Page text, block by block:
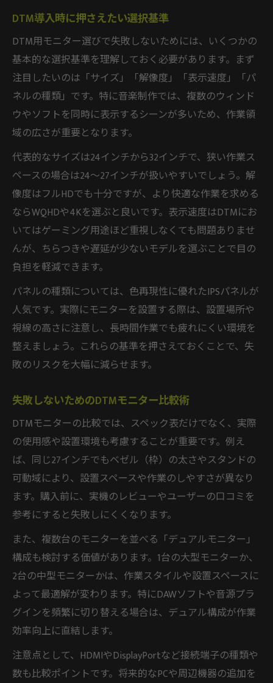
DTM導入時に押さえたい選択基準
DTM用モニター選びで失敗しないためには、いくつかの
基本的な選択基準を理解しておく必要があります。まず
注目したいのは「サイズ」「解像度」「表示速度」「パ
ネルの種類」です。特に音楽制作では、複数のウィンド
ウやソフトを同時に表示するシーンが多いため、作業領
域の広さが重要となります。
代表的なサイズは24インチから32インチで、狭い作業ス
ペースの場合は24～27インチが扱いやすいでしょう。解
像度はフルHDでも十分ですが、より快適な作業を求める
ならWQHDや4Kを選ぶと良いです。表示速度はDTMにお
いてはゲーミング用途ほど重視しなくても問題ありませ
んが、ちらつきや遅延が少ないモデルを選ぶことで目の
負担を軽減できます。
パネルの種類については、色再現性に優れたIPSパネルが
人気です。実際にモニターを設置する際は、設置場所や
視線の高さに注意し、長時間作業でも疲れにくい環境を
整えましょう。これらの基準を押さえておくことで、失
敗のリスクを大幅に減らせます。
失敗しないためのDTMモニター比較術
DTMモニターの比較では、スペック表だけでなく、実際
の使用感や設置環境も考慮することが重要です。例え
ば、同じ27インチでもベゼル（枠）の太さやスタンドの
可動域により、設置スペースや作業のしやすさが異なり
ます。購入前に、実機のレビューやユーザーの口コミを
参考にすると失敗しにくくなります。
また、複数台のモニターを並べる「デュアルモニター」
構成も検討する価値があります。1台の大型モニターか、
2台の中型モニターかは、作業スタイルや設置スペースに
よって最適解が変わります。特にDAWソフトや音源プラ
グインを頻繁に切り替える場合は、デュアル構成が作業
効率向上に直結します。
注意点として、HDMIやDisplayPortなど接続端子の種類や
数も比較ポイントです。将来的なPCや周辺機器の追加を